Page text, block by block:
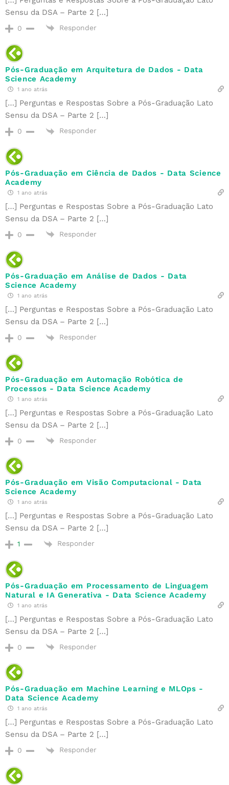
Sensu da DSA – Parte 2 […]
0 Responder
Pós-Graduação em Arquitetura de Dados - Data
Science Academy
1 ano atrás
[…] Perguntas e Respostas Sobre a Pós-Graduação Lato
Sensu da DSA – Parte 2 […]
0 Responder
Pós-Graduação em Ciência de Dados - Data Science
Academy
1 ano atrás
[…] Perguntas e Respostas Sobre a Pós-Graduação Lato
Sensu da DSA – Parte 2 […]
0 Responder
Pós-Graduação em Análise de Dados - Data
Science Academy
1 ano atrás
[…] Perguntas e Respostas Sobre a Pós-Graduação Lato
Sensu da DSA – Parte 2 […]
0 Responder
Pós-Graduação em Automação Robótica de
Processos - Data Science Academy
1 ano atrás
[…] Perguntas e Respostas Sobre a Pós-Graduação Lato
Sensu da DSA – Parte 2 […]
0 Responder
Pós-Graduação em Visão Computacional - Data
Science Academy
1 ano atrás
[…] Perguntas e Respostas Sobre a Pós-Graduação Lato
Sensu da DSA – Parte 2 […]
1 Responder
Pós-Graduação em Processamento de Linguagem
Natural e IA Generativa - Data Science Academy
1 ano atrás
[…] Perguntas e Respostas Sobre a Pós-Graduação Lato
Sensu da DSA – Parte 2 […]
0 Responder
Pós-Graduação em Machine Learning e MLOps -
Data Science Academy
1 ano atrás
[…] Perguntas e Respostas Sobre a Pós-Graduação Lato
Sensu da DSA – Parte 2 […]
0 Responder